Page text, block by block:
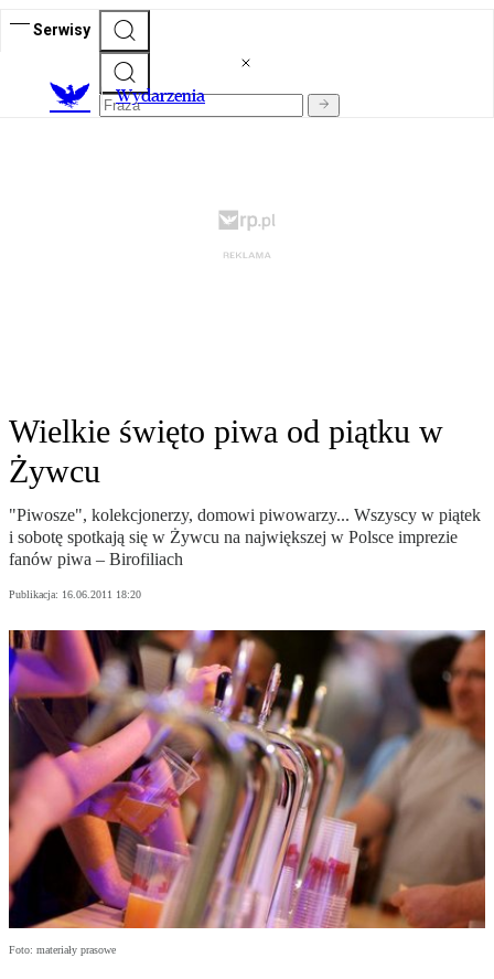
Serwisy
Wydarzenia
Wielkie święto piwa od piątku w
Żywcu
"Piwosze", kolekcjonerzy, domowi piwowarzy... Wszyscy w piątek
i sobotę spotkają się w Żywcu na największej w Polsce imprezie
fanów piwa – Birofiliach
Publikacja: 16.06.2011 18:20
Foto: materiały prasowe